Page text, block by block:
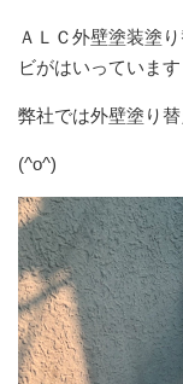
ＡＬＣ外壁塗装塗
ビがはいっています
弊社では外壁塗り
(^o^)